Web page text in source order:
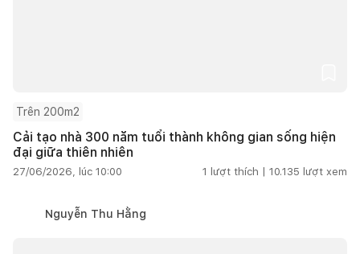
Trên 200m2
Cải tạo nhà 300 năm tuổi thành không gian sống hiện
đại giữa thiên nhiên
27/06/2026, lúc 10:00 1 lượt thích | 10.135 lượt xem
Nguyễn Thu Hằng